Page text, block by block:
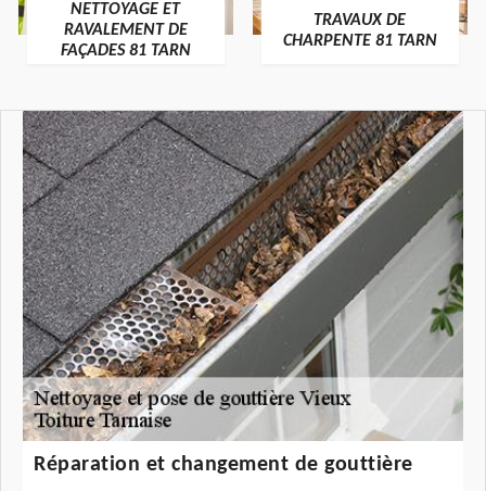
NETTOYAGE ET
RAVALEMENT DE
FAÇADES 81 TARN
TRAVAUX DE
CHARPENTE 81 TARN
Réparation et changement de gouttière